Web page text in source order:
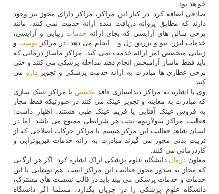
خواهد بود.
صادقی اضافه کرد: در کنار این مراکز، مراکز دارای مجوز نیز وجود
دارند که مطابق پروانه دریافت شده ارائه خدمت نمی کنند، مانند
برخی سالن های آرایشی که بجای ارائه خدمات زیبایی و آرایشی،
خدمات لیزر، تتو و تزریق ژل و... انجام می دهد، در مراکز پوست و
زیبایی متخصص امر ارائه خدمت نمی کند، مراکز ماساژ درمانی که
باید فقط ماساژ آرامبخش انجام دهند مداخله پزشکی می کنند و حتی
برخی عطاری ها مبادرت به ارائه خدمت پزشکی و تجویزدارو می
کنند.
وی با اشاره به مراکز دندانسازی فاقد تخصص یا مراکز عینک سازی
که مبادرت به معاینه و تجویز عینک می کنند در صورتیکه فقط مجاز
به فروش عینک آفتابی یا فریم عینک طبی هستند، اظهار داشت:
فعالیت مراکز سولاریوم تحت هر شرایطی ممنوع می باشد، اما در
استان شاهد فعالیت این مرکز هستیم یا مراکز حرکات اصلاحی که از
تربیت بدنی مجوز می گیرند مبادرت به ارائه خدمات فیزیوتراپی و
کاردرمانی می کنند.
معاون درمان دانشگاه علوم پزشکی اراک اشاره کرد: اگر هر ارگانی
که مجاز به صدور مجوز فعالیت این مراکز است، هم پوشانی با این
خدمات و خدمات پزشکی می بیند باید در قالب نشست های مشترک،
دانشگاه علوم پزشکی را در جریان بگذارد، مسلما اگر دانشگاه